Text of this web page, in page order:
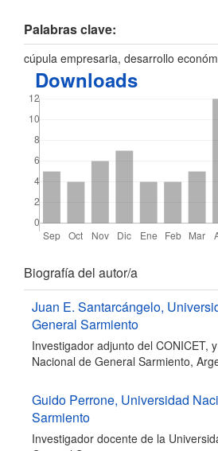
Palabras clave:
cúpula empresaria, desarrollo
Downloads
Detalles
del
artículo
Biografía del autor/a
Juan E. Santarcángelo,
General Sarmiento
Investigador adjunto del CONICET,
Nacional de General Sarmiento,
Guido Perrone, Universidad
Sarmiento
Investigador docente de la